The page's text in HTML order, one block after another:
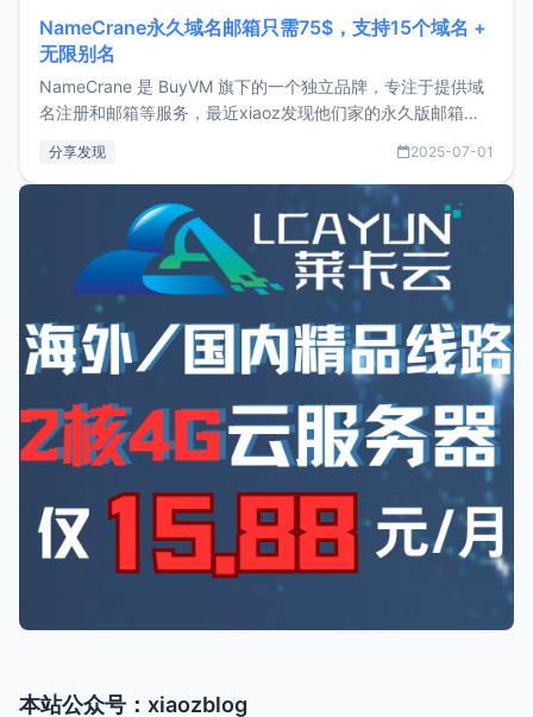
NameCrane永久域名邮箱只需75$，支持15个域名 +
无限别名
NameCrane 是 BuyVM 旗下的一个独立品牌，专注于提供域
名注册和邮箱等服务，最近xiaoz发现他们家的永久版邮箱服
又实惠的域名邮箱，不妨尝试一下 NameCrane。注册
NameCraneNameCrane不支持直接注册，必须要购买
分享发现 2025-07-01
本站公众号：xiaozblog